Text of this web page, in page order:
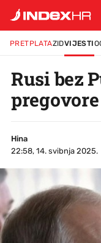
PRETPLATAZIDVIJESTI
Rusi bez
Hina
22:58, 14. svibnja 2025.